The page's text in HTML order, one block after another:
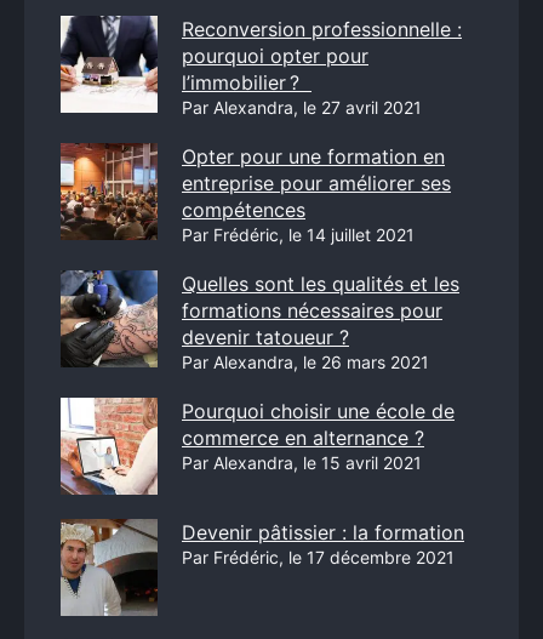
Reconversion professionnelle :
pourquoi opter pour
l’immobilier ?
Par Alexandra, le 27 avril 2021
Opter pour une formation en
entreprise pour améliorer ses
compétences
Par Frédéric, le 14 juillet 2021
Quelles sont les qualités et les
formations nécessaires pour
devenir tatoueur ?
Par Alexandra, le 26 mars 2021
Pourquoi choisir une école de
commerce en alternance ?
Par Alexandra, le 15 avril 2021
Devenir pâtissier : la formation
Par Frédéric, le 17 décembre 2021